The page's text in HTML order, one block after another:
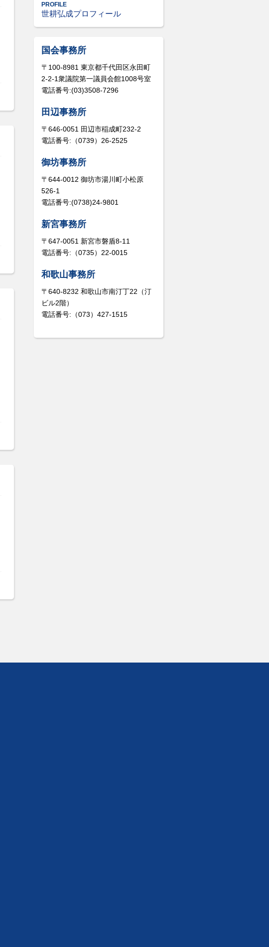
PROFILE
世耕弘成プロフィール
国会事務所
〒100-8981 東京都千代田区永田町
2-2-1衆議院第一議員会館1008号室
電話番号:(03)3508-7296
田辺事務所
〒646-0051 田辺市稲成町232-2
電話番号:（0739）26-2525
御坊事務所
〒644-0012 御坊市湯川町小松原
526-1
電話番号:(0738)24-9801
新宮事務所
〒647-0051 新宮市磐盾8-11
電話番号:（0735）22-0015
和歌山事務所
〒640-8232 和歌山市南汀丁22（汀
ビル2階）
電話番号:（073）427-1515